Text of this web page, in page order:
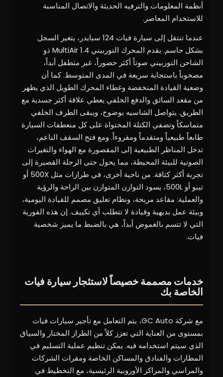
أنظمة المعلومات والترفيه الحديثة والاتصال المناسبة
للاستخدام المعاصر.
عندما تنتقل إلى سيارة فيات 124 سبايدر، يتغير السجل
بشكل حاسم. يقدم المحرك التوربيني 1.4 MultiAir ذو
الشاحن التوربيني صوتاً أكثر حضوراً، غير متطفل أبداً،
مصحوباً باستجابة سريعة في المدى المتوسط. كما أن
وضعية القيادة المنخفضة وغطاء المحرك الطويل الذي يظهر
من مقعد السائق والدفع الخلفي يعطي علاقة أكثر جسدية مع
الطريق. يتواصل الشاسيه بوضوح، ويبقى الطرف الخلفي
متماسكاً وتضفي الكتلة المحتواة على كل منعطفات السيارة
طابعاً طبيعياً ومتقدماً ومقروءاً. ومع فتح السقف الناعم،
تدخل المناظر الطبيعية إلى المقصورة مع الهواء والتغيرات
الصوتية للبيئة المحيطة، مما يحول حتى الرحلة القصيرة إلى
تجربة أكثر كثافة. من ناحية أخرى، في طرازات مثل 500X أو
تيبو أو 500L، يسود التوازن المتوازن بين الراحة والرؤية
والعملية: مقاعد مريحة، ونظام تعليق مصمم للقيادة اليومية،
وبيئة عمل بديهية وقيادة لا تتطلب أي تكييف. إن هذه الفورية
التي لا تتسم بالغموض أبداً، هي بالضبط ما يميز شخصية
فيات.
خدمات مصممة خصيصاً لاستئجار سيارة فيات
الخاصة بك
مع شركة GC Auto، يتم التعامل مع تأجير سيارات فيات
بمستوى من العناية التي تعزز كلاً من الطراز المختار والسياق
الذي سيتم استخدامه فيه. يمكن تنظيم عملية التسليم في
المطارات والفنادق والمساكن الخاصة ومقرات الشركات
والمراسي والمراكز الأوروبية الرئيسية، مع التخطيط في